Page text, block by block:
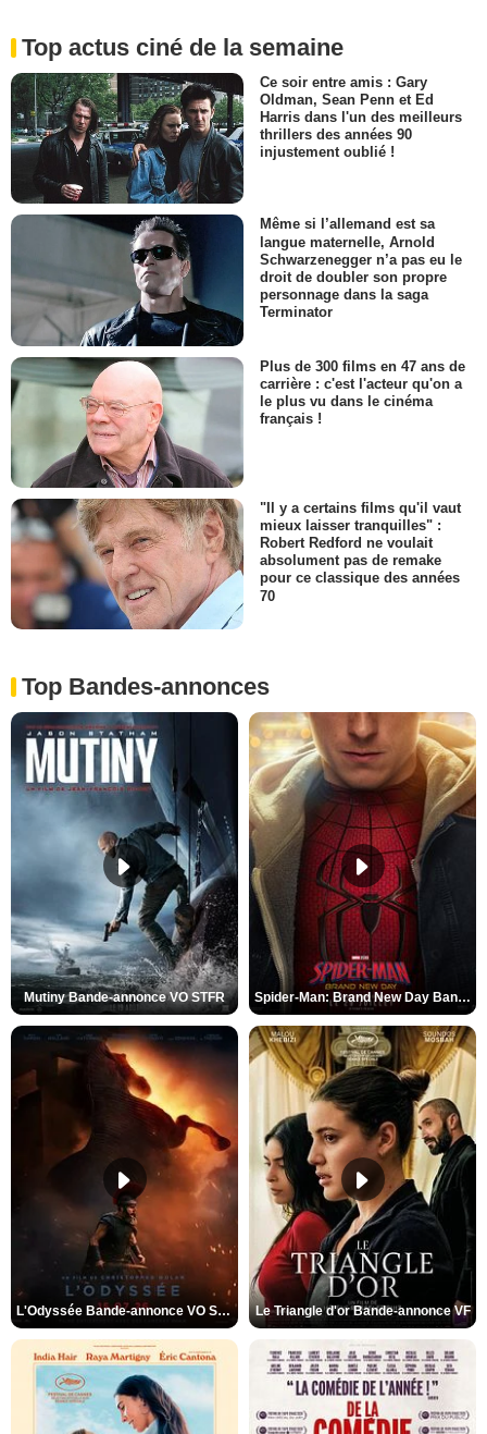
Top actus ciné de la semaine
Ce soir entre amis : Gary
Oldman, Sean Penn et Ed
Harris dans l'un des meilleurs
thrillers des années 90
injustement oublié !
Même si l’allemand est sa
langue maternelle, Arnold
Schwarzenegger n’a pas eu le
droit de doubler son propre
personnage dans la saga
Terminator
Plus de 300 films en 47 ans de
carrière : c'est l'acteur qu'on a
le plus vu dans le cinéma
français !
"Il y a certains films qu'il vaut
mieux laisser tranquilles" :
Robert Redford ne voulait
absolument pas de remake
pour ce classique des années
70
Top Bandes-annonces
Mutiny Bande-annonce VO STFR Spider-Man: Brand New Day Bande-annonce VO STFR
L'Odyssée Bande-annonce VO STFR Le Triangle d'or Bande-annonce VF